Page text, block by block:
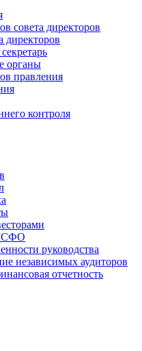
совета директоров
директоров
органы
правления
контроля
руководства
независимых аудиторов
отчетность